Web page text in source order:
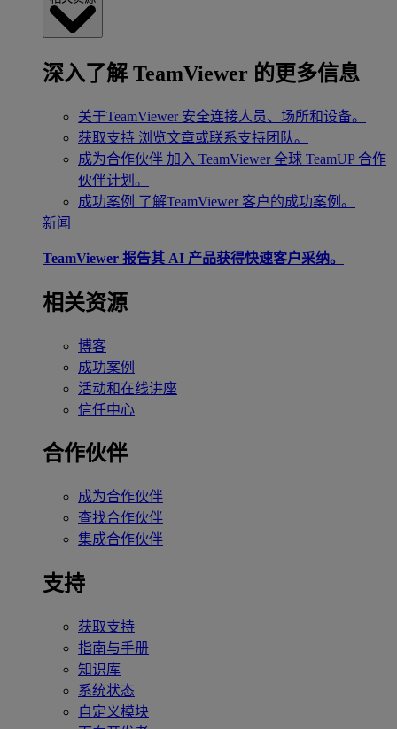
深入了解 TeamViewer 的更多信息
关于TeamViewer 安全连接人员、场所和设备。
获取支持 浏览文章或联系支持团队。
成为合作伙伴 加入 TeamViewer 全球 TeamUP 合作
伙伴计划。
成功案例 了解TeamViewer 客户的成功案例。
新闻
TeamViewer 报告其 AI 产品获得快速客户采纳。
相关资源
博客
成功案例
活动和在线讲座
信任中心
合作伙伴
成为合作伙伴
查找合作伙伴
集成合作伙伴
支持
获取支持
指南与手册
知识库
系统状态
自定义模块